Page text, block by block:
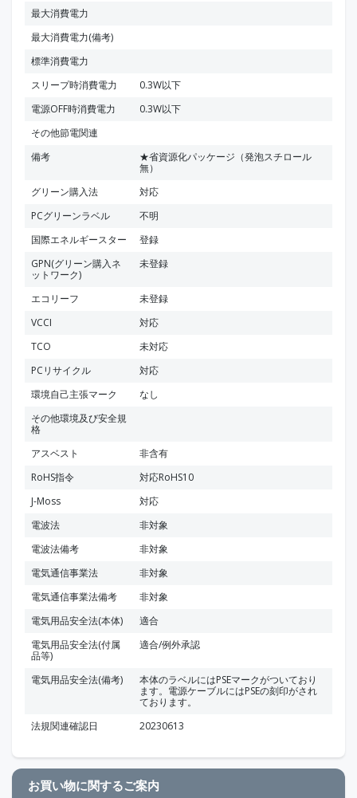
最大消費電力
最大消費電力(備考)
標準消費電力
スリープ時消費電力
0.3W以下
電源OFF時消費電力
0.3W以下
その他節電関連
備考
★省資源化パッケージ（発泡スチロール
無）
グリーン購入法
対応
PCグリーンラベル
不明
国際エネルギースター
登録
GPN(グリーン購入ネ
ットワーク)
未登録
エコリーフ
未登録
VCCI
対応
TCO
未対応
PCリサイクル
対応
環境自己主張マーク
なし
その他環境及び安全規
格
アスベスト
非含有
RoHS指令
対応RoHS10
J-Moss
対応
電波法
非対象
電波法備考
非対象
電気通信事業法
非対象
電気通信事業法備考
非対象
電気用品安全法(本体)
適合
電気用品安全法(付属
品等)
適合/例外承認
電気用品安全法(備考)
本体のラベルにはPSEマークがついており
ます。電源ケーブルにはPSEの刻印がされ
ております。
法規関連確認日
20230613
お買い物に関するご案内